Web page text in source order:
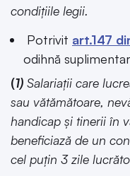
condițiile legii.
Potrivit art.147
odihnă
(1) Salariații care
sau vătămătoare,
handicap și tinerii în
beneficiază de un
cel puțin 3 zile